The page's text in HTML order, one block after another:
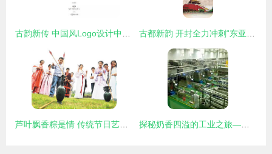
古韵新传 中国风Logo设计中的文化传承美学 古都新韵 开封全力冲刺“东亚文化之都”的艺术活动策划蓝图
芦叶飘香粽是情 传统节日艺术活动策划方案 探秘奶香四溢的工业之旅——石家庄君乐宝酸奶文化景区全攻略